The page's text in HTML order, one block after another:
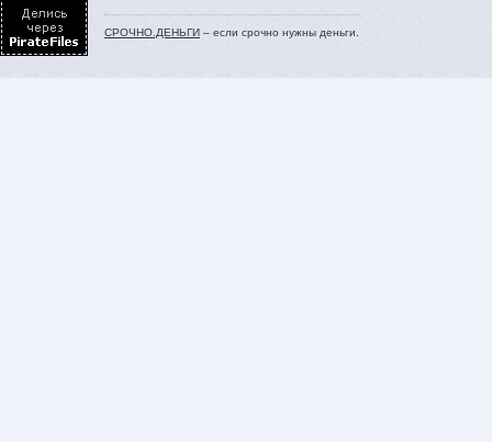
СРОЧНО.ДЕНЬГИ – если срочно нужны деньги.